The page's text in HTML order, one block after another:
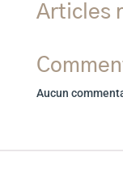
Articles
Aucun